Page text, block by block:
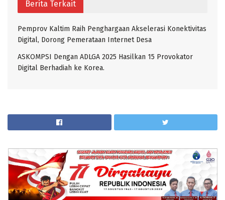
Berita Terkait
Pemprov Kaltim Raih Penghargaan Akselerasi Konektivitas
Digital, Dorong Pemerataan Internet Desa
ASKOMPSI Dengan ADLGA 2025 Hasilkan 15 Provokator
Digital Berhadiah ke Korea.